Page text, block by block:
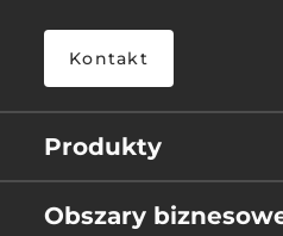
Kontakt
Produkty
Obszary